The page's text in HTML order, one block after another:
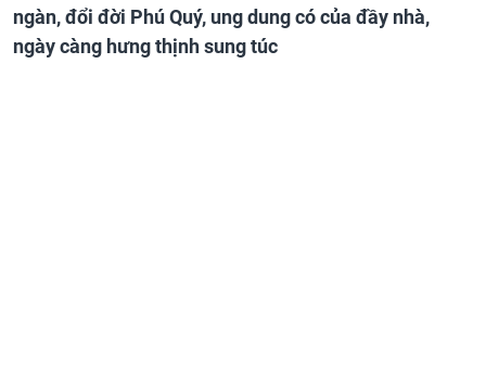
ngàn, đổi đời Phú Quý, ung dung có của đầy nhà,
ngày càng hưng thịnh sung túc